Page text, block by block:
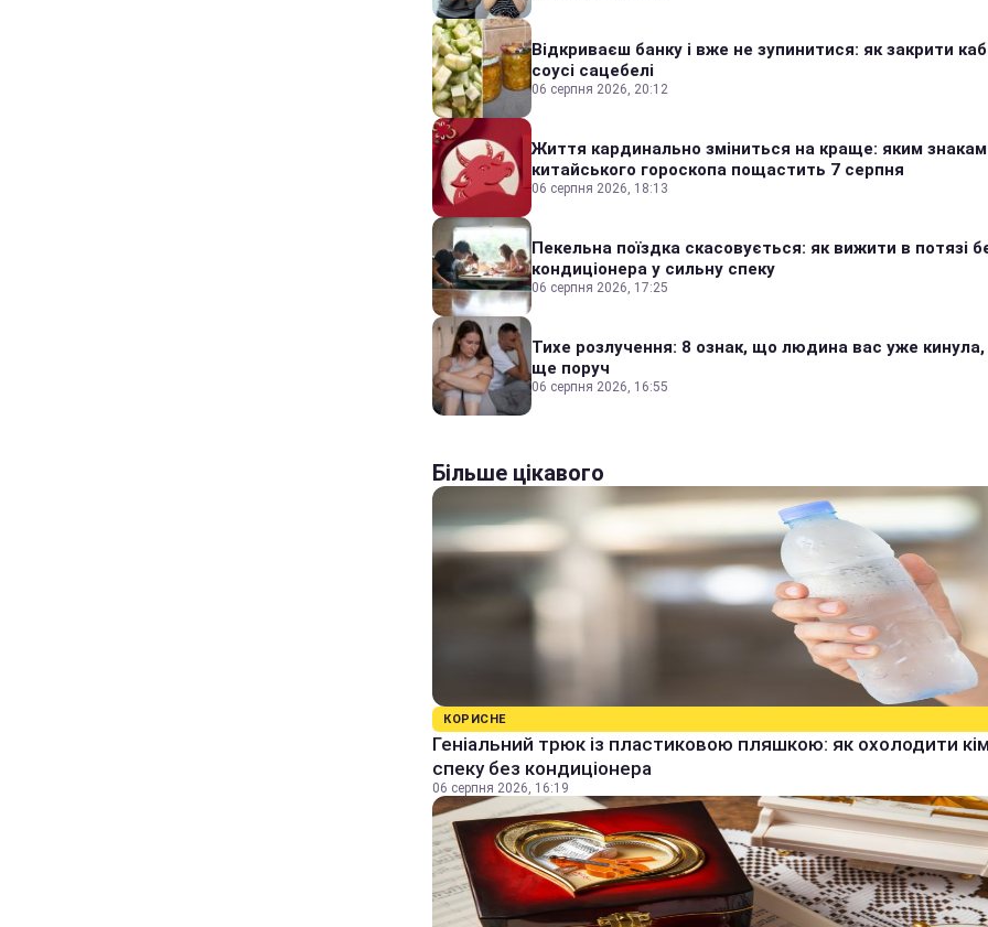
Відкриваєш банку і вже не зупинитися: як закрити
соусі сацебелі
06 серпня 2026, 20:12
Життя кардинально зміниться на краще: яким знакам
китайського гороскопа пощастить 7 серпня
06 серпня 2026, 18:13
Пекельна поїздка скасовується: як вижити в потязі
кондиціонера у сильну спеку
06 серпня 2026, 17:25
Тихе розлучення: 8 ознак, що людина вас уже кинула,
ще поруч
06 серпня 2026, 16:55
Більше цікавого
КОРИСНЕ
Геніальний трюк із пластиковою пляшкою: як охолодити
спеку без кондиціонера
06 серпня 2026, 16:19